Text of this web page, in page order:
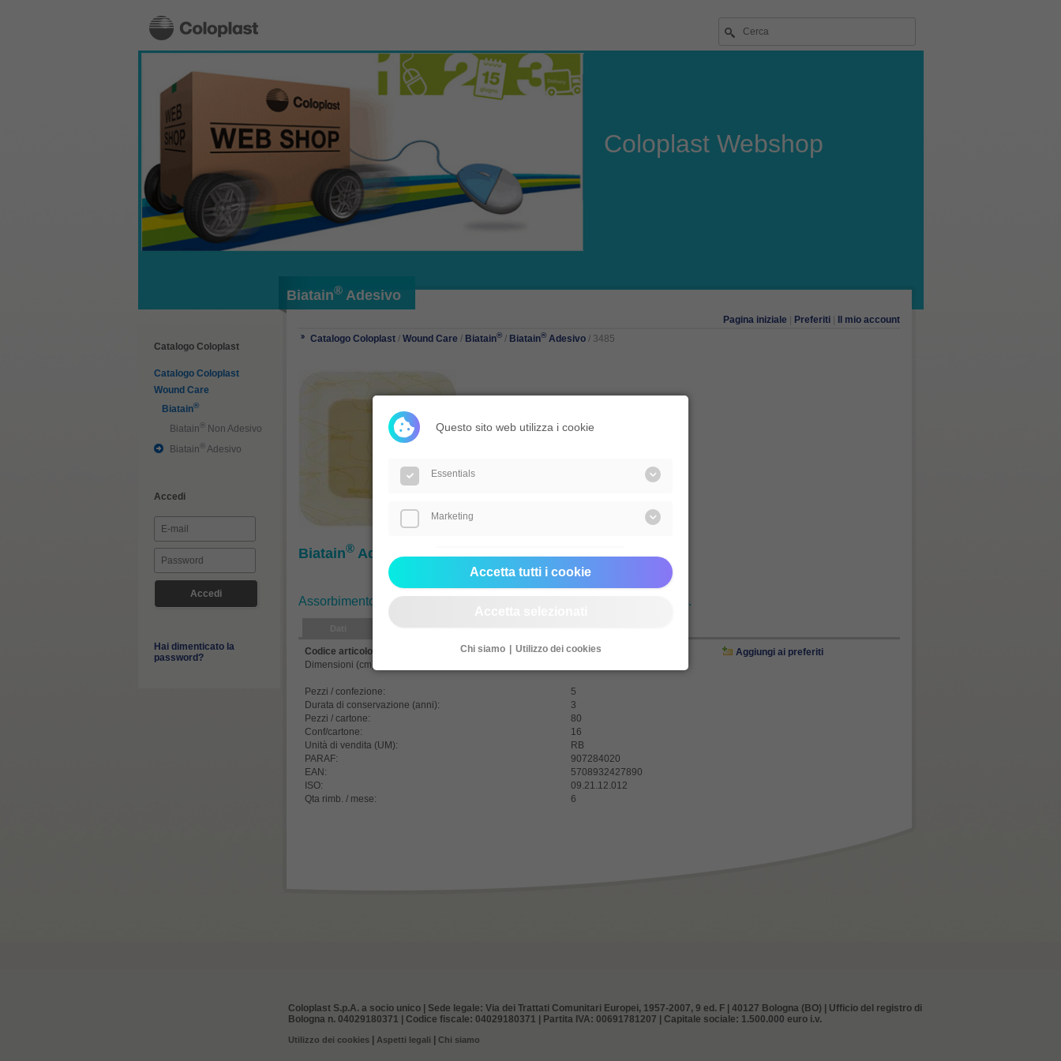
Coloplast Webshop
Biatain®Adesivo
Catalogo Coloplast
Catalogo Coloplast
Wound Care
Biatain®
Biatain ®
Non Adesivo
Biatain ® Adesivo
Accedi
Hai dimenticato la
password?
Pagina iniziale Preferiti|
Il mio account
Catalogo Coloplast/ Wound Care / Biatain®/ Biatain®Adesivo/ 3485
Biatain®Adesivo
Assorbimento Superiore per lesioni che necessitano di extra adesività.
Domande?
Codice articolo:
3485
Dimensioni (cm):
Pezzi / confezione:
5
Durata di conservazione (anni):
3
Pezzi / cartone:
80
Conf/cartone:
16
Unità di vendita (UM):
RB
PARAF:
907284020
EAN:
5708932427890
ISO:
09.21.12.012
Qta rimb. / mese:
6
Aggiungi ai preferiti
Coloplast S.p.A. a socio unico | Sede legale: Via dei Trattati Comunitari Europei, 1957-2007, 9 ed. F | 40127 Bologna (BO) | Ufficio del registro di
Bologna n. 04029180371 | Codice fiscale: 04029180371 | Partita IVA: 00691781207 | Capitale sociale: 1.500.000 euro i.v.
Utilizzo dei cookies| Aspetti legali | Chi siamo
Questo sito web utilizza i cookie
Essentials
Marketing
Accetta tutti i cookie
Chi siamo Utilizzo dei cookies